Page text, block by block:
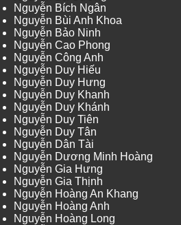
Nguyễn Bích Ngân
Nguyễn Bùi Anh Khoa
Nguyễn Bảo Ninh
Nguyễn Cao Phong
Nguyễn Công Anh
Nguyễn Duy Hiếu
Nguyễn Duy Hưng
Nguyễn Duy Khanh
Nguyễn Duy Khánh
Nguyễn Duy Tiên
Nguyễn Duy Tân
Nguyễn Dân Tài
Nguyễn Dương Minh Hoàng
Nguyễn Gia Hưng
Nguyễn Gia Thịnh
Nguyễn Hoàng An Khang
Nguyễn Hoàng Anh
Nguyễn Hoàng Long